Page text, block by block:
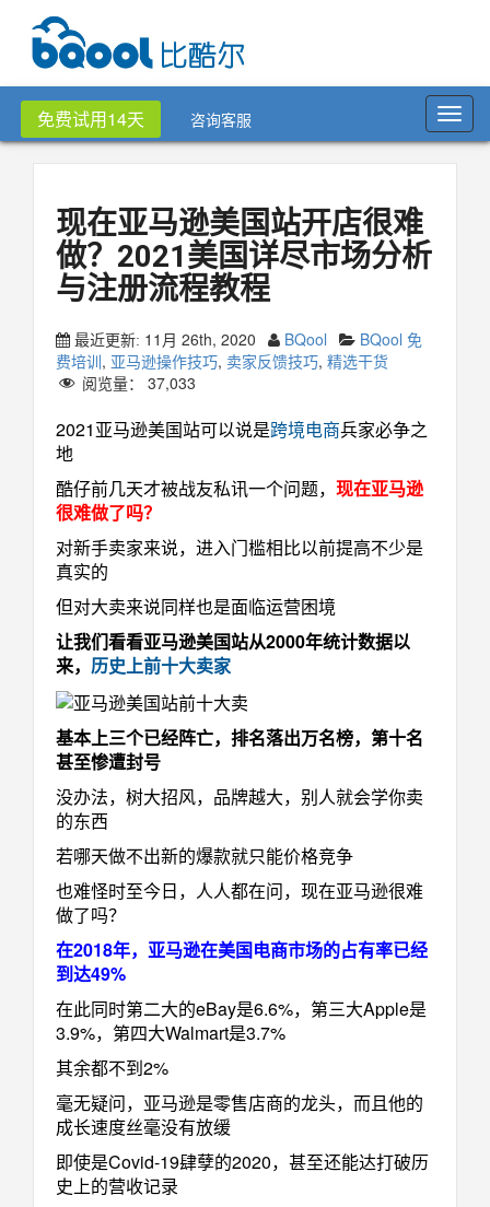
免费试用14天 咨询客服
现在亚马逊美国站开店很难
做？2021美国详尽市场分析
与注册流程教程
最近更新: 11月 26th, 2020 BQool
BQool 免
费培训, 亚马逊操作技巧, 卖家反馈技巧, 精选干货
阅览量： 37,033
2021亚马逊美国站可以说是跨境电商兵家必争之
地
酷仔前几天才被战友私讯一个问题， 现在亚马逊
很难做了吗？
对新手卖家来说，进入门槛相比以前提高不少是
真实的
但对大卖来说同样也是面临运营困境
让我们看看亚马逊美国站从2000年统计数据以
来， 历史上前十大卖家
基本上三个已经阵亡，排名落出万名榜，第十名
甚至惨遭封号
没办法，树大招风，品牌越大，别人就会学你卖
的东西
若哪天做不出新的爆款就只能价格竞争
也难怪时至今日，人人都在问，现在亚马逊很难
做了吗？
在2018年，亚马逊在美国电商市场的占有率已经
到达49%
在此同时第二大的eBay是6.6%，第三大Apple是
3.9%，第四大Walmart是3.7%
其余都不到2%
毫无疑问，亚马逊是零售店商的龙头，而且他的
成长速度丝毫没有放缓
即使是Covid-19肆孽的2020，甚至还能达打破历
史上的营收记录